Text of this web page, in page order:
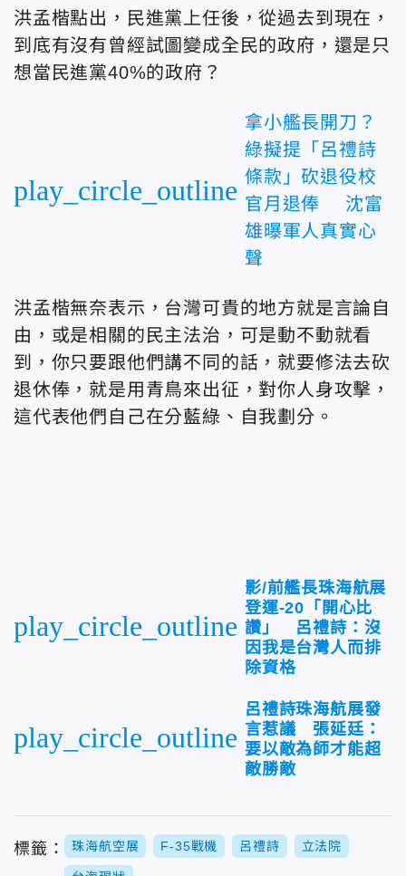
洪孟楷點出，民進黨上任後，從過去到現在，
到底有沒有曾經試圖變成全民的政府，還是只
想當民進黨40%的政府？
play_circle_outline
拿小艦長開刀？
綠擬提「呂禮詩
條款」砍退役校
官月退俸 沈富
雄曝軍人真實心
聲
洪孟楷無奈表示，台灣可貴的地方就是言論自
由，或是相關的民主法治，可是動不動就看
到，你只要跟他們講不同的話，就要修法去砍
退休俸，就是用青鳥來出征，對你人身攻擊，
這代表他們自己在分藍綠、自我劃分。
play_circle_outline
影/前艦長珠海航展
登運-20「開心比
讚」 呂禮詩：沒
因我是台灣人而排
除資格
play_circle_outline
呂禮詩珠海航展發
言惹議 張延廷：
要以敵為師才能超
敵勝敵
標籤： 珠海航空展 F-35戰機 呂禮詩 立法院